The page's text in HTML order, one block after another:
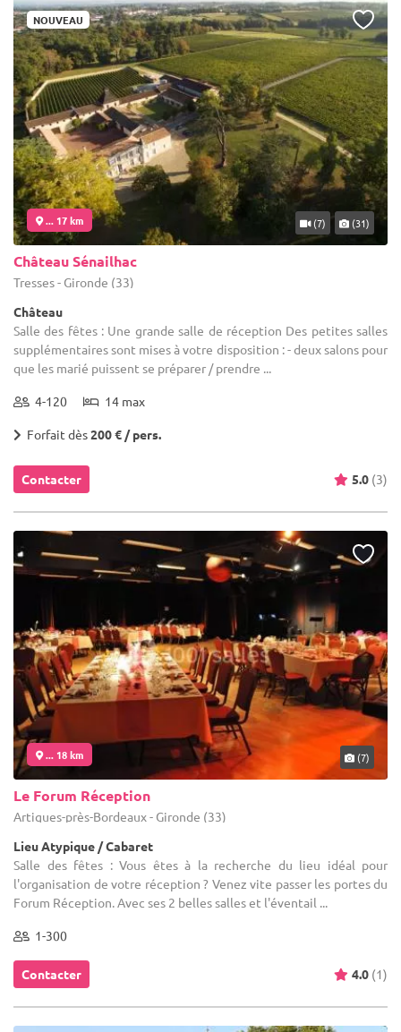
NOUVEAU
... 17 km (7) (31)
Château Sénailhac
Tresses - Gironde (33)
Château
Salle des fêtes : Une grande salle de réception Des petites salles
supplémentaires sont mises à votre disposition : - deux salons pour
que les marié puissent se préparer / prendre ...
4-120 14 max
Forfait dès200 € / pers.
Contacter 5.0 (3)
... 18 km (7)
Le Forum Réception
Artigues-près-Bordeaux - Gironde (33)
Lieu Atypique / Cabaret
Salle des fêtes : Vous êtes à la recherche du lieu idéal pour
l'organisation de votre réception ? Venez vite passer les portes du
Forum Réception. Avec ses 2 belles salles et l'éventail ...
1-300
Contacter 4.0 (1)